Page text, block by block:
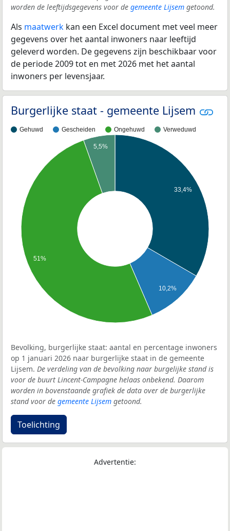
worden de leeftijdsgegevens voor de gemeente Lijsem getoond.
Als maatwerk kan een Excel document met veel meer
gegevens over het aantal inwoners naar leeftijd
geleverd worden. De gegevens zijn beschikbaar voor
de periode 2009 tot en met 2026 met het aantal
inwoners per levensjaar.
Burgerlijke staat - gemeente Lijsem
Gehuwd Gescheiden Ongehuwd Verweduwd
33,4%
10,2%
5,5%
51%
Bevolking, burgerlijke staat: aantal en percentage inwoners
op 1 januari 2026 naar burgerlijke staat in de gemeente
Lijsem. De verdeling van de bevolking naar burgelijke stand is
voor de buurt Lincent-Campagne helaas onbekend. Daarom
worden in bovenstaande grafiek de data over de burgerlijke
stand voor de gemeente Lijsem getoond.
Toelichting
Advertentie: